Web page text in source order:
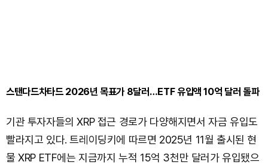
스탠다드차타드 2026년 목표가 8달러…ETF 유입액 10억 달러 돌파
기관 투자자들의 XRP 접근 경로가 다양해지면서 자금 유입도
빨라지고 있다. 트레이딩키에 따르면 2025년 11월 출시된 현
물 XRP ETF에는 지금까지 누적 15억 3천만 달러가 유입됐으